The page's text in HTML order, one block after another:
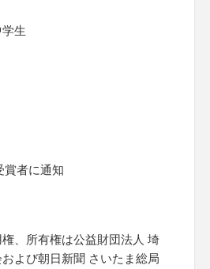
生
賞者に通知
、所有権は公益財団法人 埼
よび朝日新聞 さいたま総局